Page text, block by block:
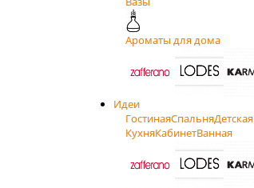
Ароматы для дома
Идеи
ГостинаяСпальняДетская
КухняКабинетВанная